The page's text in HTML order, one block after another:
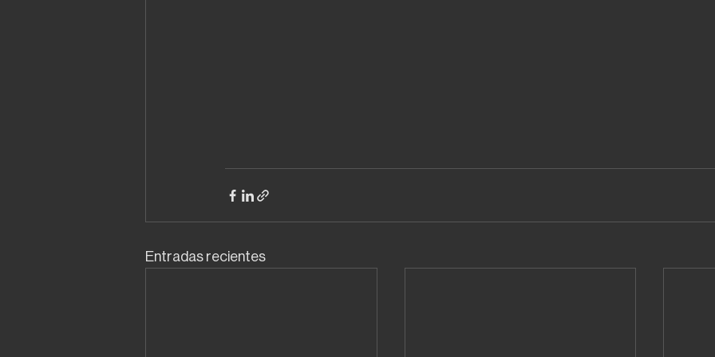
Entradas recientes